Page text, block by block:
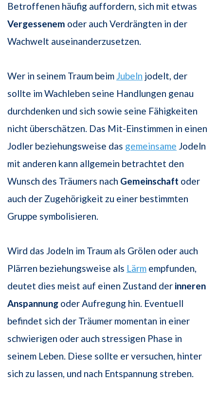
Betroffenen häufig auffordern, sich mit etwas
Vergessenem oder auch Verdrängten in der
Wachwelt auseinanderzusetzen.
Wer in seinem Traum beim Jubeln jodelt, der
sollte im Wachleben seine Handlungen genau
durchdenken und sich sowie seine Fähigkeiten
nicht überschätzen. Das Mit-Einstimmen in einen
Jodler beziehungsweise das gemeinsame Jodeln
mit anderen kann allgemein betrachtet den
Wunsch des Träumers nach Gemeinschaft oder
auch der Zugehörigkeit zu einer bestimmten
Gruppe symbolisieren.
Wird das Jodeln im Traum als Grölen oder auch
Plärren beziehungsweise als Lärm empfunden,
deutet dies meist auf einen Zustand der inneren
Anspannung oder Aufregung hin. Eventuell
befindet sich der Träumer momentan in einer
schwierigen oder auch stressigen Phase in
seinem Leben. Diese sollte er versuchen, hinter
sich zu lassen, und nach Entspannung streben.